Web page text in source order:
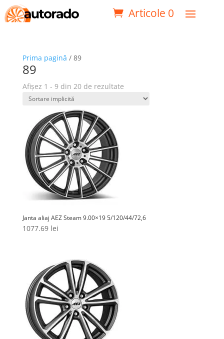
Articole 0
Prima pagină / 89
89
Afișez 1 - 9 din 20 de rezultate
Janta aliaj AEZ Steam 9.00×19 5/120/44/72,6
1077.69 lei